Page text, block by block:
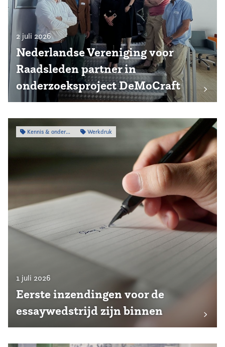
2 juli 2026
Nederlandse Vereniging voor
Raadsleden partner in
onderzoeksproject DeMoCraft
Kennis & onderzoek Werkdruk
1 juli 2026
Eerste inzendingen voor de
essaywedstrijd zijn binnen